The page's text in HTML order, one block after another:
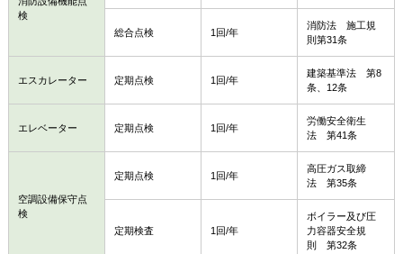
検
総合点検 1回/年
消防法 施工規
則第31条
エスカレーター 定期点検 1回/年
建築基準法 第8
条、12条
エレベーター 定期点検 1回/年
労働安全衛生
法 第41条
空調設備保守点
検
定期点検 1回/年
高圧ガス取締
法 第35条
定期検査 1回/年
ボイラー及び圧
力容器安全規
則 第32条